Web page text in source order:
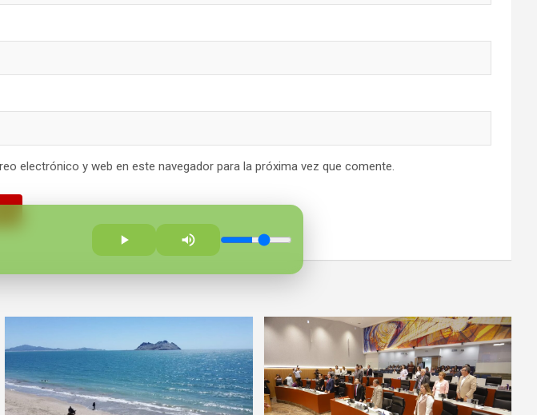
electrónico y web en este navegador para la próxima vez que comente.